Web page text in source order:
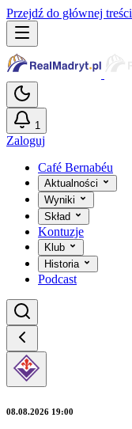
Przejdź do głównej treści
1
Zaloguj
Café Bernabéu
Aktualności
Wyniki
Skład
Kontuzje
Klub
Historia
Podcast
08.08.2026 19:00